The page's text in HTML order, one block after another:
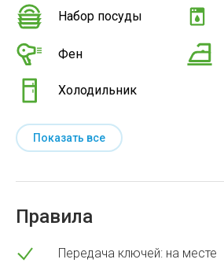
Набор посуды
Фен
Холодильник
Показать все
Правила
Передача ключей: на месте